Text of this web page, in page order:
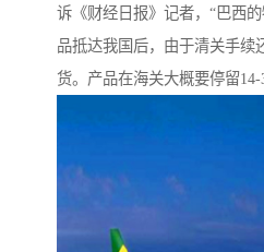
诉《财经日报》记者，“巴西
品抵达我国后，由于清关手续
货。产品在海关大概要停留14-